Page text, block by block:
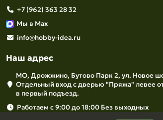
+7 (962) 363 28 32
Мы в Max
info@hobby-idea.ru
Наш адрес
МО, Дрожжино, Бутово Парк 2, ул. Новое
Отдельный вход с дверью "Пряжа" левее
в первый подъезд.
Работаем с 9:00 до 18:00 Без выходных